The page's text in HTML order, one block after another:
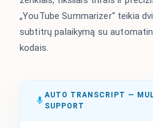
„YouTube Summarizer“ teikia
subtitrų palaikymą su
kodais.
AUTO TRANSCRIPT —
SUPPORT